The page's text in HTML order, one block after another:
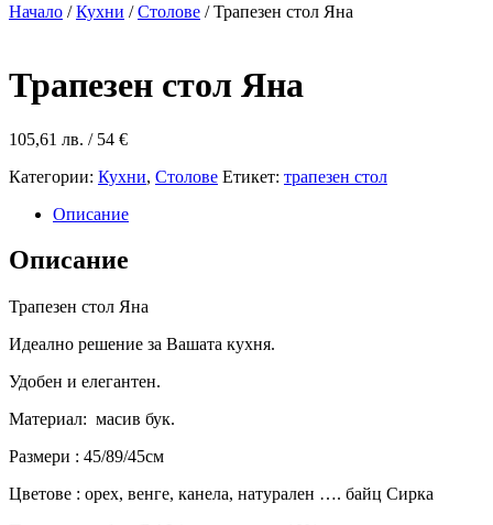
Начало /Кухни /Столове / Трапезен стол Яна
Трапезен стол Яна
105,61 лв. / 54 €
Категории: Кухни, Столове Етикет: трапезен стол
Описание
Описание
Трапезен стол Яна
Идеално решение за Вашата кухня.
Удобен и елегантен.
Материал: масив бук.
Размери : 45/89/45см
Цветове : орех, венге, канела, натурален …. байц Сирка